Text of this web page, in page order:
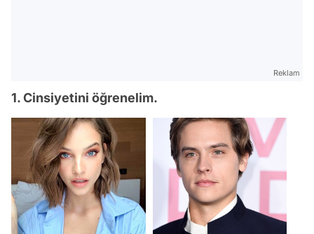
Reklam
1. Cinsiyetini öğrenelim.